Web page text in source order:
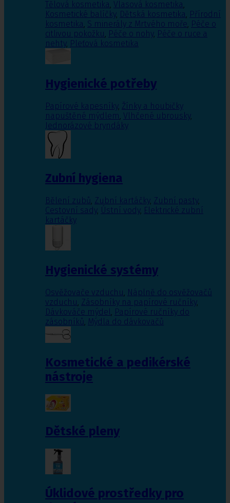
Tělová kosmetika, Vlasová kosmetika,
Kosmetické balíčky, Dětská kosmetika, Přírodní
kosmetika, S minerály z Mrtvého moře, Péče o
citlivou pokožku, Péče o nohy, Péče o ruce a
nehty, Pleťová kosmetika
Hygienické potřeby
Papírové kapesníky, Žínky a houbičky
napuštěné mýdlem, Vlhčené ubrousky,
Jednorázové bryndáky
Zubní hygiena
Bělení zubů, Zubní kartáčky, Zubní pasty,
Cestovní sady, Ústní vody, Elektrické zubní
kartáčky
Hygienické systémy
Osvěžovače vzduchu, Náplně do osvěžovačů
vzduchu, Zásobníky na papírové ručníky,
Dávkováče mýdel, Papírové ručníky do
zásobníků, Mýdla do dávkovačů
Kosmetické a pedikérské
nástroje
Dětské pleny
Úklidové prostředky pro